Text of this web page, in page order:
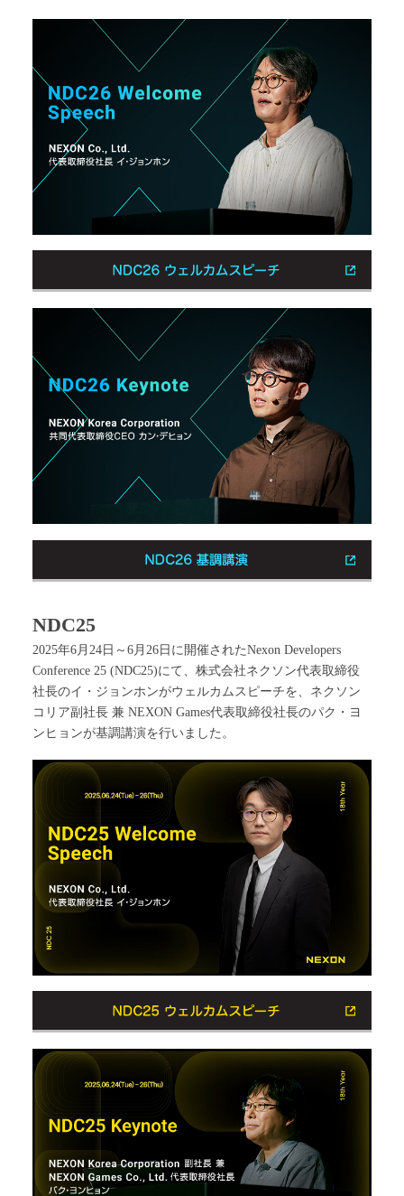
NDC25
2025年6月24日～6月26日に開催されたNexon Developers
Conference 25 (NDC25)にて、株式会社ネクソン代表取締役
社長のイ・ジョンホンがウェルカムスピーチを、ネクソン
コリア副社長 兼 NEXON Games代表取締役社長のパク・ヨ
ンヒョンが基調講演を行いました。